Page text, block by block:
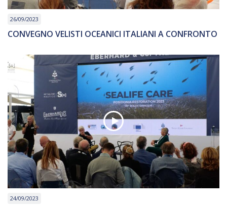
26/09/2023
CONVEGNO VELISTI OCEANICI ITALIANI A CONFRONTO
24/09/2023